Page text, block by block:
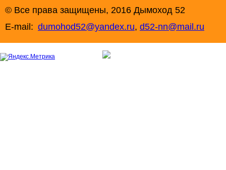
© Все права защищены, 2016 Дымоход
E-mail: dumohod52@yandex.ru, d52-nn@mail.ru